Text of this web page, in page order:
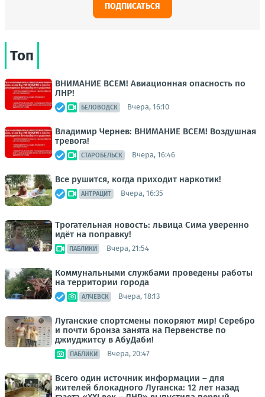
ПОДПИСАТЬСЯ
Топ
ВНИМАНИЕ ВСЕМ! Авиационная опасность по
ЛНР!
БЕЛОВОДСК Вчера, 16:10
Владимир Чернев: ВНИМАНИЕ ВСЕМ! Воздушная
тревога!
СТАРОБЕЛЬСК Вчера, 16:46
Все рушится, когда приходит наркотик!
АНТРАЦИТ Вчера, 16:35
Трогательная новость: львица Сима уверенно
идёт на поправку!
ПАБЛИКИ Вчера, 21:54
Коммунальными службами проведены работы
на территории города
АЛЧЕВСК Вчера, 18:13
Луганские спортсмены покоряют мир! Серебро
и почти бронза занята на Первенстве по
джиуджитсу в АбуДаби!
ПАБЛИКИ Вчера, 20:47
Всего один источник информации – для
жителей блокадного Луганска: 12 лет назад